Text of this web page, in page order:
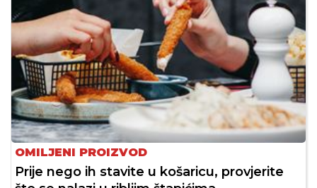
OMILJENI PROIZVOD
Prije nego ih stavite u košaricu, provjerite